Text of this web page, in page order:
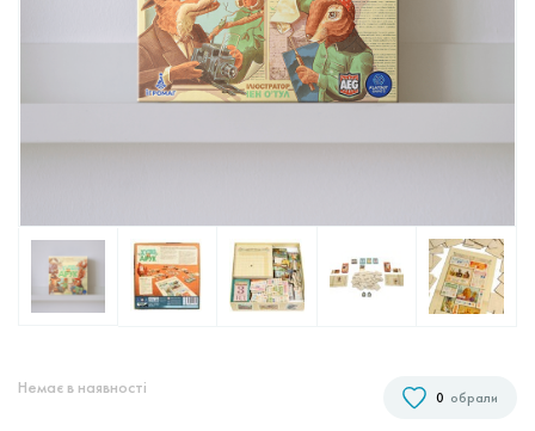
Немає в наявностi обрали
0